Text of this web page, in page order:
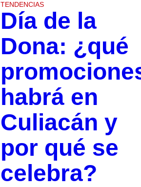
TENDENCIAS
Día de la
Dona: ¿qué
habrá en
Culiacán y
por qué se
celebra?